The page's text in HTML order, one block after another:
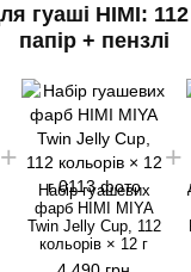
гуаші HIMI:
папір + пензлі
Набір гуашевих
фарб HIMI MIYA
Twin Jelly Cup, 112
кольорів × 12 г